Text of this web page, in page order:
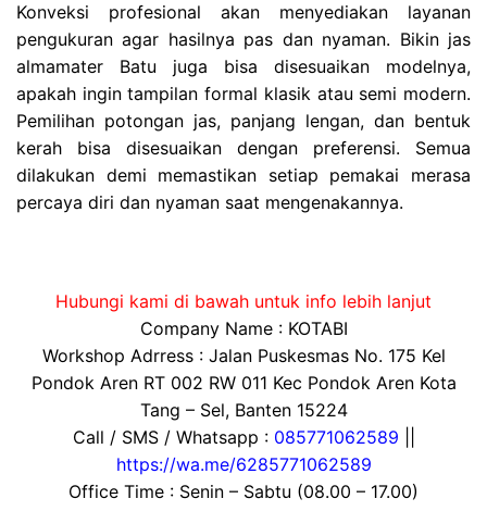
Konveksi profesional akan menyediakan layanan
pengukuran agar hasilnya pas dan nyaman. Bikin jas
almamater Batu juga bisa disesuaikan modelnya,
apakah ingin tampilan formal klasik atau semi modern.
Pemilihan potongan jas, panjang lengan, dan bentuk
kerah bisa disesuaikan dengan preferensi. Semua
dilakukan demi memastikan setiap pemakai merasa
percaya diri dan nyaman saat mengenakannya.
Hubungi kami di bawah untuk info lebih lanjut
Company Name : KOTABI
Workshop Adrress : Jalan Puskesmas No. 175 Kel
Pondok Aren RT 002 RW 011 Kec Pondok Aren Kota
Tang – Sel, Banten 15224
Call / SMS / Whatsapp : 085771062589
https://wa.me/6285771062589
Office Time : Senin – Sabtu (08.00 – 17.00)